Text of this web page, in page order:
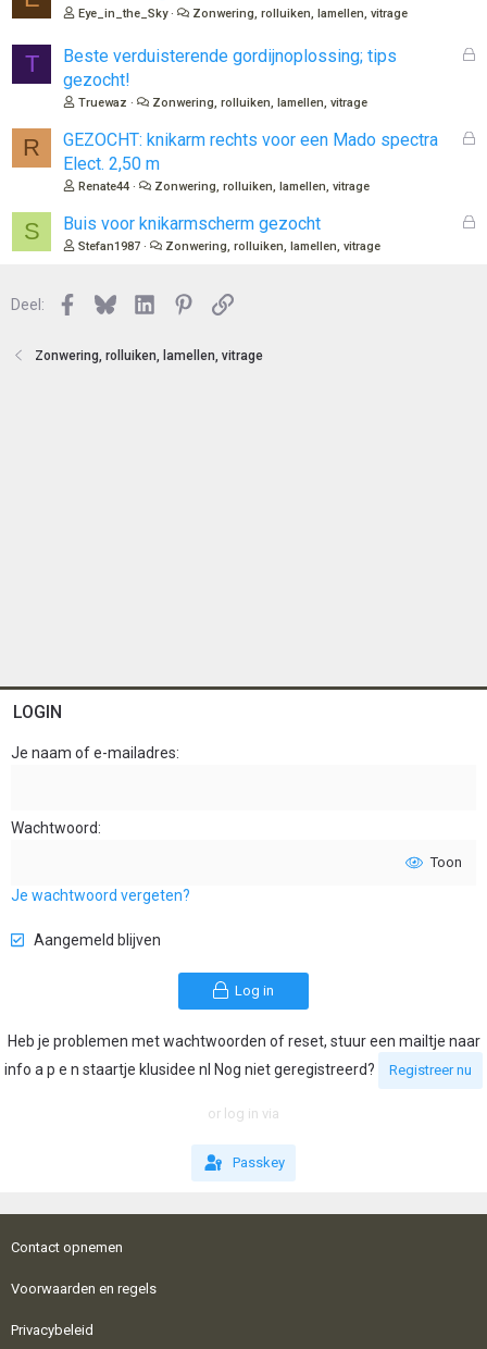
l
Eye_in_the_Sky Zonwering, rolluiken, lamellen, vitrage
T
G
o
Beste verduisterende gordijnoplossing; tips
gezocht!
Truewaz Zonwering, rolluiken, lamellen, vitrage
R
G
o
GEZOCHT: knikarm rechts voor een Mado spectra
Elect. 2,50 m
Renate44 Zonwering, rolluiken, lamellen, vitrage
S
G
Buis voor knikarmscherm gezocht
Stefan1987 Zonwering, rolluiken, lamellen, vitrage
Deel: Facebook
BlueskyLinkedInPinterest
Link
Zonwering, rolluiken, lamellen, vitrage
LOGIN
Je naam of e-mailadres
Wachtwoord
Toon
Je wachtwoord vergeten?
Aangemeld blijven
Log in
Heb je problemen met wachtwoorden of reset, stuur een mailtje naar
info a p e n staartje klusidee nl Nog niet geregistreerd?
Registreer nu
or log in via
Passkey
Contact opnemen
Voorwaarden en regels
Privacybeleid